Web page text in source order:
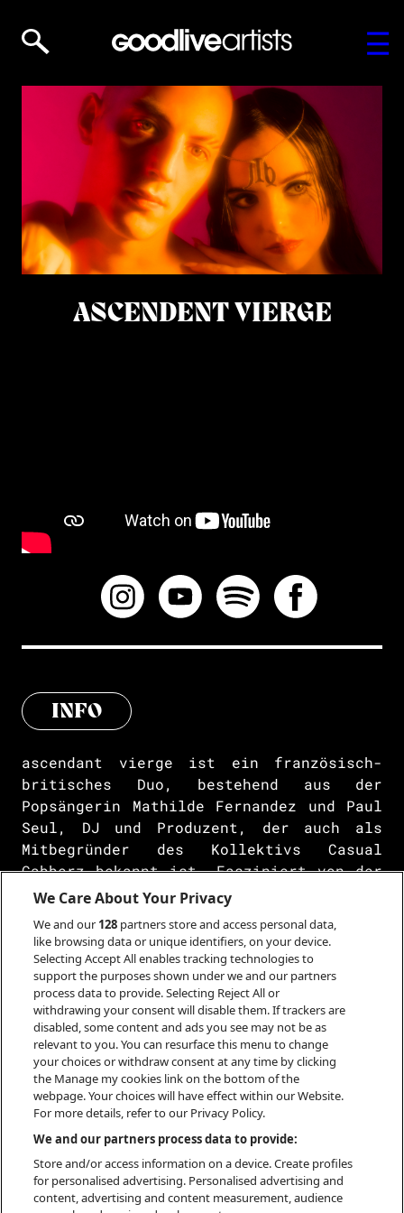
ASCENDENT VIERGE
INFO
ascendant vierge ist ein französisch-
britisches Duo, bestehend aus der
Popsängerin Mathilde Fernandez und Paul
Seul, DJ und Produzent, der auch als
Mitbegründer des Kollektivs Casual
Gabberz bekannt ist. Fasziniert von der
Astrologie, findet die Gruppe ihre
Inspiration ebenso in den Sternen wie im
Hardcore-Techno. Nach dem Erfolg ihrer
ersten EP und ihrer Single
„Influenceur", die mehr als 20 Millionen
Streams erreichte, ging die Band auf
ihre erste Tournee: vier Shows Paris
waren innerhalb weniger Stunden
ausverkauft, sie wurden in ganz Europa
gebucht (MUTEK, We Love Green,
Eurockéennes, Nuits Sonores oder Dour).
ascendant vierge sind bereits jetzt
Ikonen der Generation.
We Care About Your Privacy
We and our 128 partners store and access personal data,
like browsing data or unique identifiers, on your device.
Selecting Accept All enables tracking technologies to
support the purposes shown under we and our partners
process data to provide. Selecting Reject All or
withdrawing your consent will disable them. If trackers are
disabled, some content and ads you see may not be as
relevant to you. You can resurface this menu to change
your choices or withdraw consent at any time by clicking
the Manage my cookies link on the bottom of the
webpage. Your choices will have effect within our Website.
For more details, refer to our Privacy Policy.
We and our partners process data to provide:
Store and/or access information on a device. Create profiles
for personalised advertising. Personalised advertising and
content, advertising and content measurement, audience